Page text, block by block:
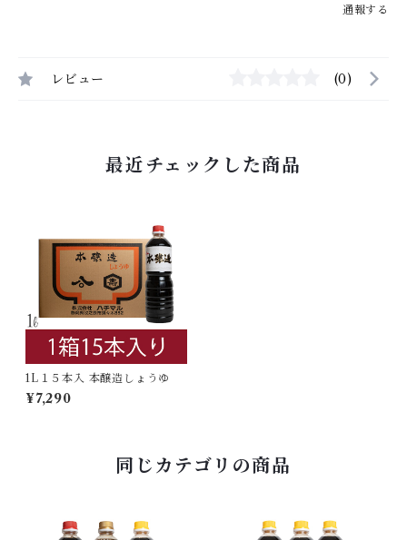
通報する
レビュー (0)
最近チェックした商品
1L１５本入 本醸造しょうゆ
¥7,290
同じカテゴリの商品